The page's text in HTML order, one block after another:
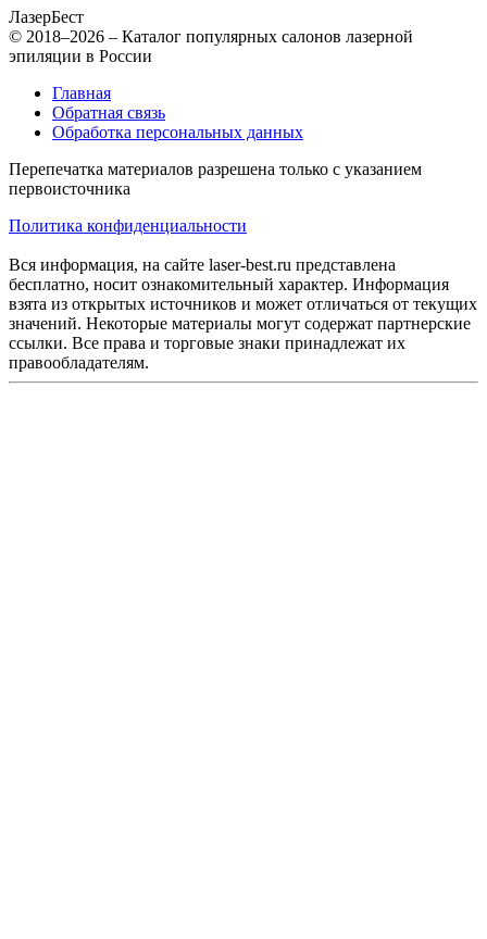
ЛазерБест
© 2018–2026 – Каталог популярных салонов лазерной
эпиляции в России
Главная
Обратная связь
Обработка персональных данных
Перепечатка материалов разрешена только с указанием
первоисточника
Политика конфиденциальности
Вся информация, на сайте laser-best.ru представлена
бесплатно, носит ознакомительный характер. Информация
взята из открытых источников и может отличаться от текущих
значений. Некоторые материалы могут содержат партнерские
ссылки. Все права и торговые знаки принадлежат их
правообладателям.